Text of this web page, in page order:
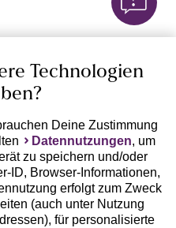
09 - 14 Uhr.
**
Technologien
Deine Zustimmung
Datennutzungen, um
zu speichern und/oder
ID, Browser-Informationen,
erfolgt zum Zweck
(auch unter Nutzung
für personalisierte